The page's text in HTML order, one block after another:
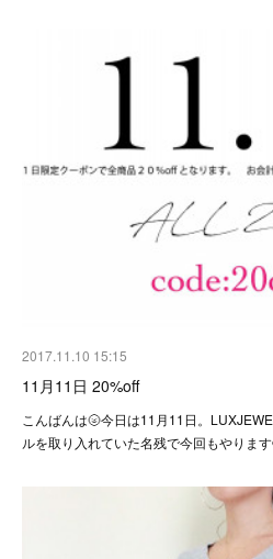
2017.11.10 15:15
11月11日 20%off
こんばんは🌝今日は11月11日。
ルを取り入れていた名残で今回もやり